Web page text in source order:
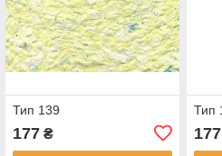
Тип 139
177₴
Тип
177